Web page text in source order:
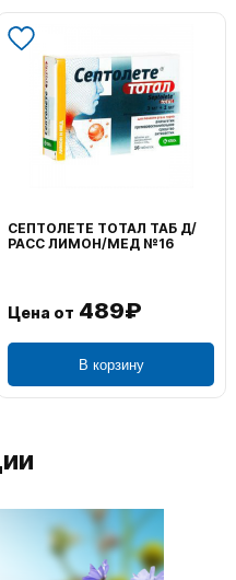
СЕПТОЛЕТЕ ТОТАЛ ТАБ Д/
РАСС ЛИМОН/МЕД №16
Цена от 489₽
В корзину